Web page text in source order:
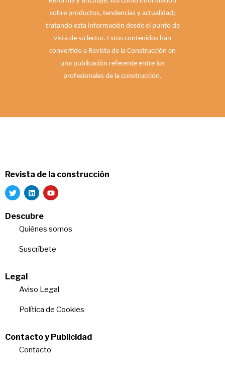
sobre productos, tendencias y actualidad;
tratando esta información desde el punto de
vista de su lector. Estos contenidos han
convertido a Revista de la Construcción en
una publicación referente entre los
profesionales de la construcción.
Revista de la construcción
Descubre
Quiénes somos
Suscríbete
Legal
Aviso Legal
Política de Cookies
Contacto y Publicidad
Contacto